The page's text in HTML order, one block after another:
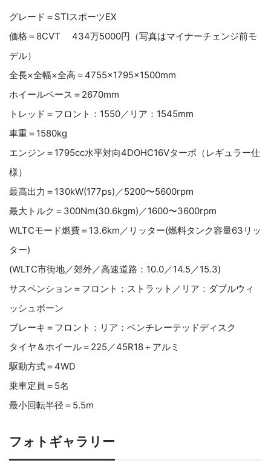
グレード＝STIスポーツEX
価格＝8CVT 434万5000円（写真はマイナーチェンジ前モ
デル）
全長×全幅×全高＝4755×1795×1500mm
ホイールベース＝2670mm
トレッド＝フロント：1550／リア：1545mm
車重＝1580kg
エンジン＝1795cc水平対向4DOHC16Vターボ（レギュラー仕
様）
最高出力＝130kW(177ps)／5200〜5600rpm
最大トルク＝300Nm(30.6kgm)／1600〜3600rpm
WLTCモード燃費＝13.6km／リッター(燃料タンク容量63リッ
ター)
(WLTC市街地／郊外／高速道路：10.0／14.5／15.3)
サスペンション＝フロント：ストラット／リア：ダブルウィ
ッシュボーン
ブレーキ＝フロント：リア：ベンチレーテッドディスク
タイヤ＆ホイール＝225／45R18＋アルミ
駆動方式＝4WD
乗車定員＝5名
最小回転半径＝5.5m
フォトギャラリー